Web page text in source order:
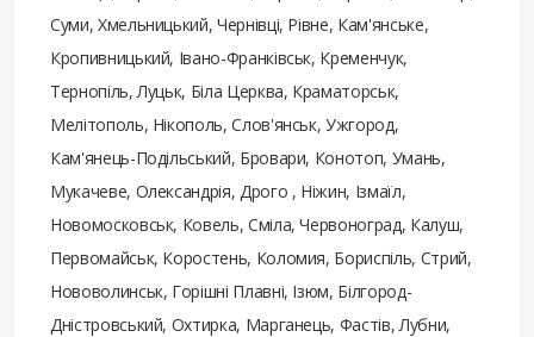
Суми, Хмельницький, Чернівці, Рівне, Кам'янське,
Кропивницький, Івано-Франківськ, Кременчук,
Тернопіль, Луцьк, Біла Церква, Краматорськ,
Мелітополь, Нікополь, Слов'янськ, Ужгород,
Кам'янець-Подільський, Бровари, Конотоп, Умань,
Мукачеве, Олександрія, Дрого , Ніжин, Ізмаїл,
Новомосковськ, Ковель, Сміла, Червоноград, Калуш,
Первомайськ, Коростень, Коломия, Бориспіль, Стрий,
Нововолинськ, Горішні Плавні, Ізюм, Білгород-
Дністровський, Охтирка, Марганець, Фастів, Лубни,